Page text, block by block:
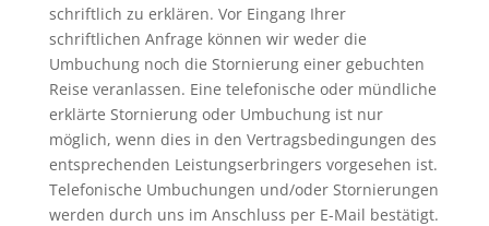
schriftlich zu erklären. Vor Eingang Ihrer
schriftlichen Anfrage können wir weder die
Umbuchung noch die Stornierung einer gebuchten
Reise veranlassen. Eine telefonische oder mündliche
erklärte Stornierung oder Umbuchung ist nur
möglich, wenn dies in den Vertragsbedingungen des
entsprechenden Leistungserbringers vorgesehen ist.
Telefonische Umbuchungen und/oder Stornierungen
werden durch uns im Anschluss per E-Mail bestätigt.